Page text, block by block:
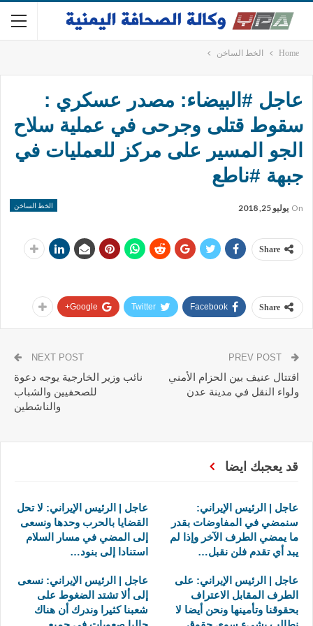
Home الخط الساخن
عاجل #البيضاء: مصدر عسكري :
سقوط قتلى وجرحى في عملية سلاح
الجو المسير على مركز للعمليات في
جبهة #ناطع
الخط الساخن On يوليو 25, 2018
Share
Share
Facebook
Twitter
Google+
اقتتال عنيف بين الحزام الأمني
ولواء النقل في مدينة عدن
NEXT POST
نائب وزير الخارجية يوجه دعوة
للصحفيين والشباب
والناشطين
قد يعجبك ايضا
عاجل | الرئيس الإيراني:
سنمضي في المفاوضات بقدر
ما يمضي الطرف الآخر وإذا لم
يبد أي تقدم فلن نقبل…
عاجل | الرئيس الإيراني: لا تحل
القضايا بالحرب وحدها ونسعى
إلى المضي في مسار السلام
استنادا إلى بنود…
عاجل | الرئيس الإيراني: على
الطرف المقابل الاعتراف
بحقوقنا وتأمينها ونحن أيضا لا
عاجل | الرئيس الإيراني: نسعى
إلى ألا تشتد الضغوط على
شعبنا كثيرا وندرك أن هناك